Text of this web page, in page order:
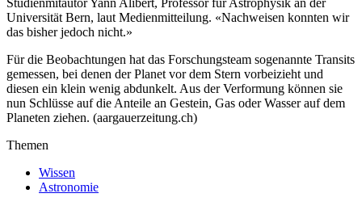
Universität Bern, laut Medienmitteilung. «Nachweisen konnten wir
das bisher jedoch nicht.»
Für die Beobachtungen hat das Forschungsteam sogenannte Transits
gemessen, bei denen der Planet vor dem Stern vorbeizieht und
diesen ein klein wenig abdunkelt. Aus der Verformung können sie
nun Schlüsse auf die Anteile an Gestein, Gas oder Wasser auf dem
Planeten ziehen. (aargauerzeitung.ch)
Themen
Wissen
Astronomie